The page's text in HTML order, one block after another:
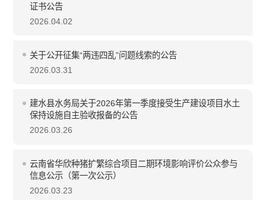
证书公告
2026.04.02
关于公开征集“两违四乱”问题线索的公告
2026.03.31
建水县水务局关于2026年第一季度接受生产建设项目水土
保持设施自主验收报备的公告
2026.03.26
云南省华欣种猪扩繁综合项目二期环境影响评价公众参与
信息公示（第一次公示）
2026.03.23